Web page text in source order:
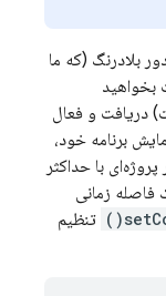
بلادرنگ (که ما
بخواهید
دریافت و فعال
برنامه خود،
پروژه‌ای با حداکثر
فاصله زمانی
تنظیم